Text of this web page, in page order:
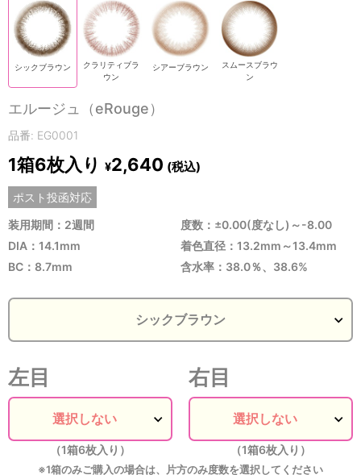
シックブラウン
クラリティブラ
ウン
シアーブラウン
スムースブラウ
ン
エルージュ（eRouge）
品番: EG0001
1箱6枚入り ¥2,640 (税込)
ポスト投函対応
装用期間：2週間
度数：±0.00(度なし)～-8.00
DIA：14.1mm
着色直径：13.2mm～13.4mm
BC：8.7mm
含水率：38.0％、38.6%
左目
（1箱6枚入り）
右目
（1箱6枚入り）
※1箱のみご購入の場合は、片方のみ度数を選択してください